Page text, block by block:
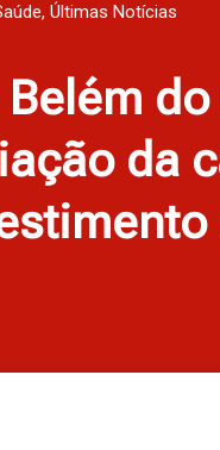
, Últimas Notícias
da